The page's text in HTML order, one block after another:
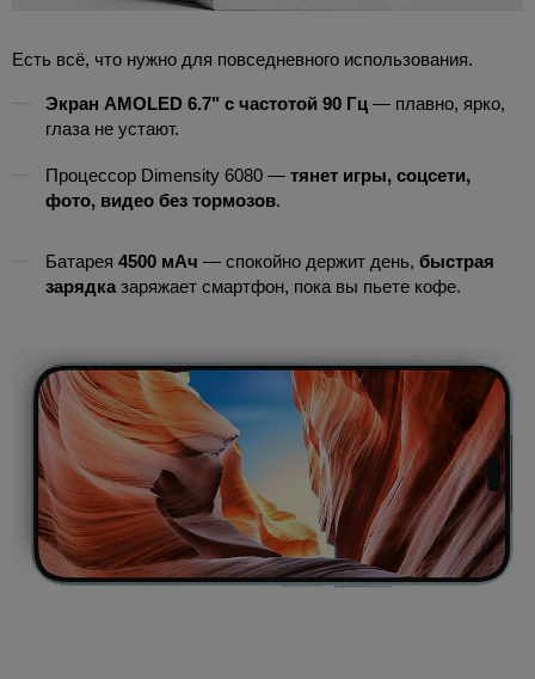
Есть всё, что нужно для повседневного использования.
Экран AMOLED 6.7" с частотой 90 Гц — плавно, ярко,
глаза не устают.
Процессор Dimensity 6080 — тянет игры, соцсети,
фото, видео без тормозов.
Батарея 4500 мАч — спокойно держит день, быстрая
зарядка заряжает смартфон, пока вы пьете кофе.